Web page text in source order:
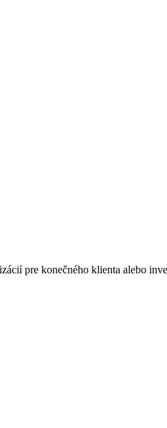
pre konečného klienta alebo